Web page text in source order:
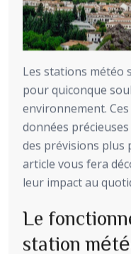
Les stations météo
pour quiconque
environnement.
données
des prévisions plus
article vous fera
leur impact au
Le
station